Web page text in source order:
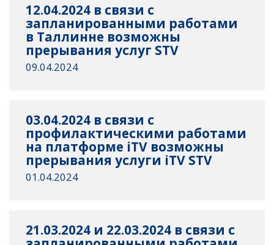
12.04.2024 в связи с
запланированными работами
в Таллинне возможны
прерывания услуг STV
09.04.2024
03.04.2024 в связи с
профилактическими работами
на платформе iTV возможны
прерывания услуги iTV STV
01.04.2024
21.03.2024 и 22.03.2024 в связи с